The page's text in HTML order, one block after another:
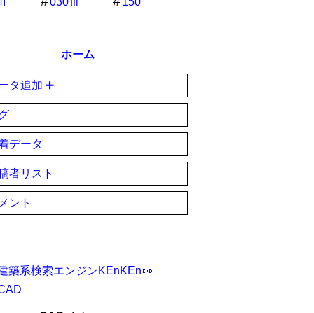
ホーム
タ追加 ➕
データ
者リスト
ント
築系検索エンジンKEnKEn👀